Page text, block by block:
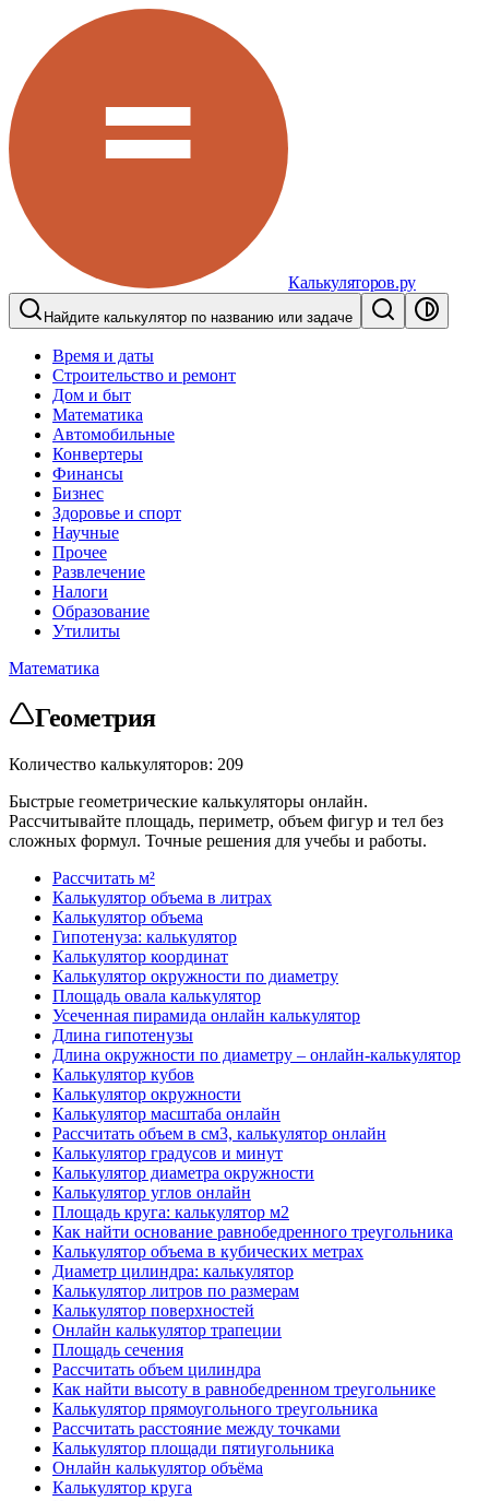
Калькуляторов.ру
Найдите калькулятор по названию или задаче
Время и даты
Строительство и ремонт
Дом и быт
Математика
Автомобильные
Конвертеры
Финансы
Бизнес
Здоровье и спорт
Научные
Прочее
Развлечение
Налоги
Образование
Утилиты
Математика
Геометрия
Количество калькуляторов: 209
Быстрые геометрические калькуляторы онлайн.
Рассчитывайте площадь, периметр, объем фигур и тел без
сложных формул. Точные решения для учебы и работы.
Рассчитать м²
Калькулятор объема в литрах
Калькулятор объема
Гипотенуза: калькулятор
Калькулятор координат
Калькулятор окружности по диаметру
Площадь овала калькулятор
Усеченная пирамида онлайн калькулятор
Длина гипотенузы
Длина окружности по диаметру – онлайн-калькулятор
Калькулятор кубов
Калькулятор окружности
Калькулятор масштаба онлайн
Рассчитать объем в см3, калькулятор онлайн
Калькулятор градусов и минут
Калькулятор диаметра окружности
Калькулятор углов онлайн
Площадь круга: калькулятор м2
Как найти основание равнобедренного треугольника
Калькулятор объема в кубических метрах
Диаметр цилиндра: калькулятор
Калькулятор литров по размерам
Калькулятор поверхностей
Онлайн калькулятор трапеции
Площадь сечения
Рассчитать объем цилиндра
Как найти высоту в равнобедренном треугольнике
Калькулятор прямоугольного треугольника
Рассчитать расстояние между точками
Калькулятор площади пятиугольника
Онлайн калькулятор объёма
Калькулятор круга